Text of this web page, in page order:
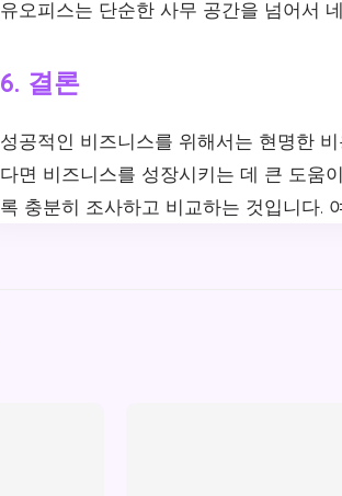
유오피스는 단순한 사무 공간을 넘어서
6. 결론
성공적인 비즈니스를 위해서는 현명한
다면 비즈니스를 성장시키는 데 큰 도움
록 충분히 조사하고 비교하는 것입니다.